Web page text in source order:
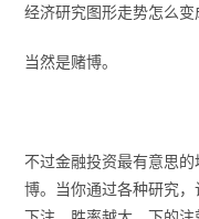
经济研究图形走势怎么变
当然是赌博。
不过金融投资最有意思
博。当你通过各种研究